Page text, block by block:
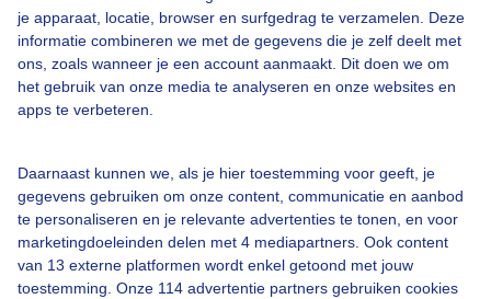
je apparaat, locatie, browser en surfgedrag te verzamelen. Deze
informatie combineren we met de gegevens die je zelf deelt met
ons, zoals wanneer je een account aanmaakt. Dit doen we om
het gebruik van onze media te analyseren en onze websites en
apps te verbeteren.
Daarnaast kunnen we, als je hier toestemming voor geeft, je
gegevens gebruiken om onze content, communicatie en aanbod
te personaliseren en je relevante advertenties te tonen, en voor
marketingdoeleinden delen met 4 mediapartners. Ook content
van 13 externe platformen wordt enkel getoond met jouw
toestemming. Onze 114 advertentie partners gebruiken cookies
Bekijk slideshow
Een moment geduld aub...